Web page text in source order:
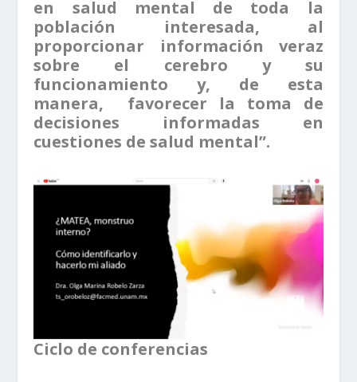
en salud mental de toda la
población interesada, al
proporcionar información veraz
sobre el cerebro y su
funcionamiento y, de esta
manera, favorecer la toma de
decisiones informadas en
cuestiones de salud mental”.
Ciclo de conferencias